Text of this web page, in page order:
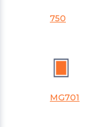
750
MG701